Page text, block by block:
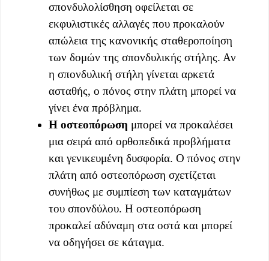
σπονδυλολίσθηση οφείλεται σε
εκφυλιστικές αλλαγές που προκαλούν
απώλεια της κανονικής σταθεροποίηση
των δομών της σπονδυλικής στήλης. Αν
η σπονδυλική στήλη γίνεται αρκετά
ασταθής, ο πόνος στην πλάτη μπορεί να
γίνει ένα πρόβλημα.
Η οστεοπόρωση μπορεί να προκαλέσει
μια σειρά από ορθοπεδικά προβλήματα
και γενικευμένη δυσφορία. Ο πόνος στην
πλάτη από οστεοπόρωση σχετίζεται
συνήθως με συμπίεση των καταγμάτων
του σπονδύλου. Η οστεοπόρωση
προκαλεί αδύναμη στα οστά και μπορεί
να οδηγήσει σε κάταγμα.